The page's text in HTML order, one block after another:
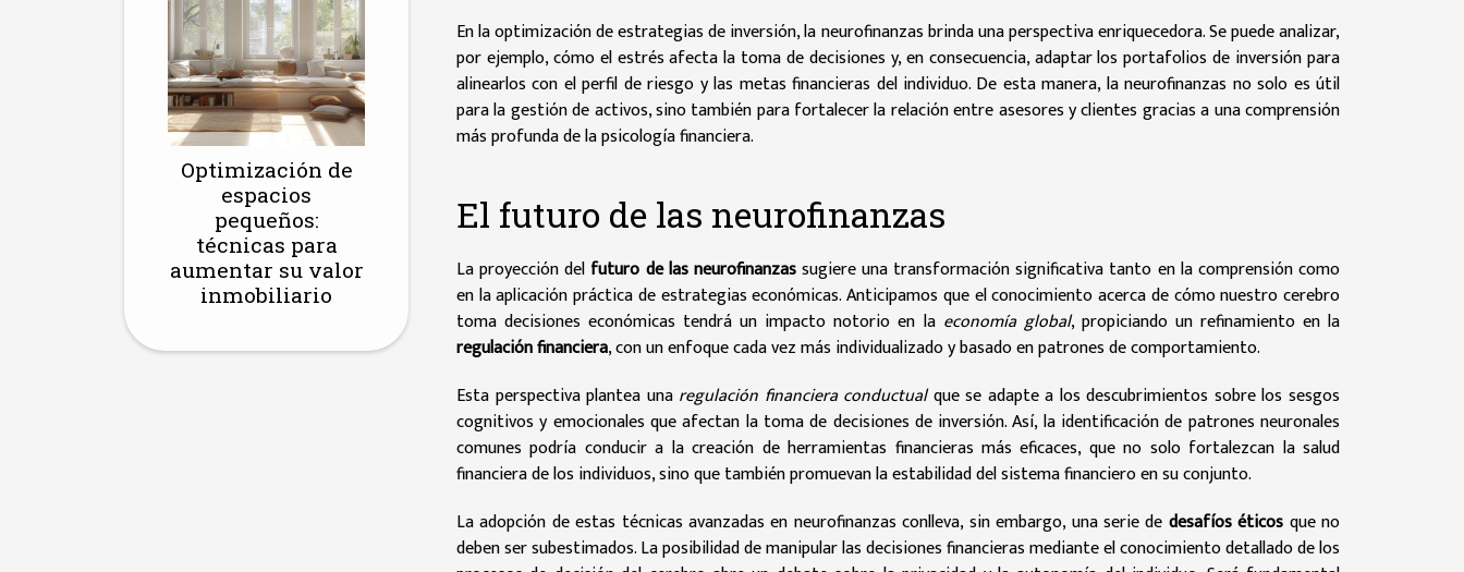
Optimización de
espacios
pequeños:
técnicas para
aumentar su valor
inmobiliario
En la optimización de estrategias de inversión, la neurofinanzas brinda una perspectiva enriquecedora. Se puede analizar,
por ejemplo, cómo el estrés afecta la toma de decisiones y, en consecuencia, adaptar los portafolios de inversión para
alinearlos con el perfil de riesgo y las metas financieras del individuo. De esta manera, la neurofinanzas no solo es útil
para la gestión de activos, sino también para fortalecer la relación entre asesores y clientes gracias a una comprensión
más profunda de la psicología financiera.
El futuro de las neurofinanzas
La proyección del futuro de las neurofinanzassugiere una transformación significativa tanto en la comprensión como
en la aplicación práctica de estrategias económicas. Anticipamos que el conocimiento acerca de cómo nuestro cerebro
toma decisiones económicas tendrá un impacto notorio en la economía global, propiciando un refinamiento en la
regulación financiera, con un enfoque cada vez más individualizado y basado en patrones de comportamiento.
Esta perspectiva plantea una regulación financiera conductualque se adapte a los descubrimientos sobre los sesgos
cognitivos y emocionales que afectan la toma de decisiones de inversión. Así, la identificación de patrones neuronales
comunes podría conducir a la creación de herramientas financieras más eficaces, que no solo fortalezcan la salud
financiera de los individuos, sino que también promuevan la estabilidad del sistema financiero en su conjunto.
La adopción de estas técnicas avanzadas en neurofinanzas conlleva, sin embargo, una serie de desafíos éticos que no
deben ser subestimados. La posibilidad de manipular las decisiones financieras mediante el conocimiento detallado de los